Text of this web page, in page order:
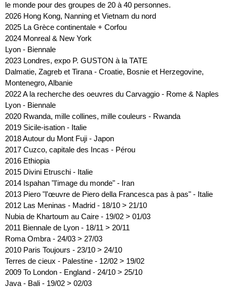
le monde pour des groupes de 20 à 40 personnes.
2026 Hong Kong, Nanning et Vietnam du nord
2025 La Grèce continentale + Corfou
2024 Monreal & New York
Lyon - Biennale
2023 Londres, expo P. GUSTON à la TATE
Dalmatie, Zagreb et Tirana - Croatie, Bosnie et Herzegovine,
Montenegro, Albanie
2022 A la recherche des oeuvres du Carvaggio - Rome & Naples
Lyon - Biennale
2020 Rwanda, mille collines, mille couleurs - Rwanda
2019 Sicile-isation - Italie
2018 Autour du Mont Fuji - Japon
2017 Cuzco, capitale des Incas - Pérou
2016 Ethiopia
2015 Divini Etruschi - Italie
2014 Ispahan "l'image du monde" - Iran
2013 Piero "l'œuvre de Piero della Francesca pas à pas" - Italie
2012 Las Meninas - Madrid - 18/10 > 21/10
Nubia de Khartoum au Caire - 19/02 > 01/03
2011 Biennale de Lyon - 18/11 > 20/11
Roma Ombra - 24/03 > 27/03
2010 Paris Toujours - 23/10 > 24/10
Terres de cieux - Palestine - 12/02 > 19/02
2009 To London - England - 24/10 > 25/10
Java - Bali - 19/02 > 02/03